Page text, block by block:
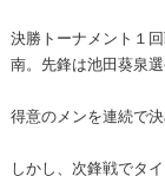
決勝トーナメント１
南。先鋒は池田葵泉
得意のメンを連続で
しかし、次鋒戦でタ